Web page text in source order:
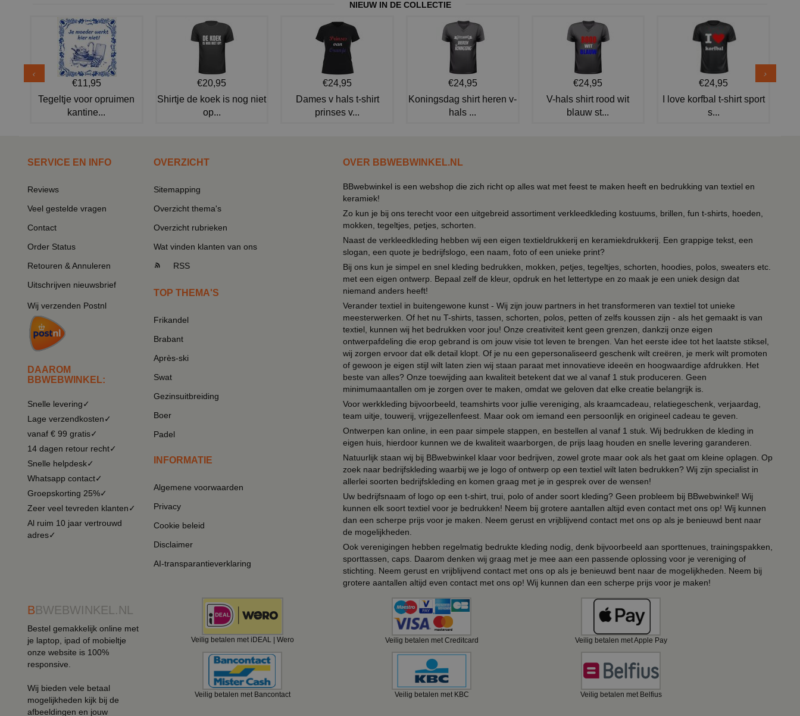
NIEUW IN DE COLLECTIE
€11,95
Tegeltje voor opruimen
kantine...
€20,95
Shirtje de koek is nog niet
op...
€24,95
Dames v hals t-shirt
prinses v...
€24,95
Koningsdag shirt heren v-
hals ...
€24,95
V-hals shirt rood wit
blauw st...
€24,95
I love korfbal t-shirt sport
s...
SERVICE EN INFO
Reviews
Veel gestelde vragen
Contact
Order Status
Retouren & Annuleren
Uitschrijven nieuwsbrief
Wij verzenden Postnl
DAAROM
BBWEBWINKEL:
Snelle levering✓
Lage verzendkosten✓
vanaf € 99 gratis✓
14 dagen retour recht✓
Snelle helpdesk✓
Whatsapp contact✓
Groepskorting 25%✓
Zeer veel tevreden klanten✓
Al ruim 10 jaar vertrouwd
adres✓
OVERZICHT
Sitemapping
Overzicht thema's
Overzicht rubrieken
Wat vinden klanten van ons
RSS
TOP THEMA'S
Frikandel
Brabant
Après-ski
Swat
Gezinsuitbreiding
Boer
Padel
INFORMATIE
Algemene voorwaarden
Privacy
Cookie beleid
Disclaimer
AI-transparantieverklaring
OVER BBWEBWINKEL.NL
BBwebwinkel is een webshop die zich richt op alles wat met feest te maken heeft en bedrukking van textiel en
keramiek!
Zo kun je bij ons terecht voor een uitgebreid assortiment verkleedkleding kostuums, brillen, fun t-shirts, hoeden,
mokken, tegeltjes, petjes, schorten.
Naast de verkleedkleding hebben wij een eigen textieldrukkerij en keramiekdrukkerij. Een grappige tekst, een
slogan, een quote je bedrijfslogo, een naam, foto of een unieke print?
Bij ons kun je simpel en snel kleding bedrukken, mokken, petjes, tegeltjes, schorten, hoodies, polos, sweaters etc.
met een eigen ontwerp. Bepaal zelf de kleur, opdruk en het lettertype en zo maak je een uniek design dat
niemand anders heeft!
Verander textiel in buitengewone kunst - Wij zijn jouw partners in het transformeren van textiel tot unieke
meesterwerken. Of het nu T-shirts, tassen, schorten, polos, petten of zelfs koussen zijn - als het gemaakt is van
textiel, kunnen wij het bedrukken voor jou! Onze creativiteit kent geen grenzen, dankzij onze eigen
ontwerpafdeling die erop gebrand is om jouw visie tot leven te brengen. Van het eerste idee tot het laatste stiksel,
wij zorgen ervoor dat elk detail klopt. Of je nu een gepersonaliseerd geschenk wilt creëren, je merk wilt promoten
of gewoon je eigen stijl wilt laten zien wij staan paraat met innovatieve ideeën en hoogwaardige afdrukken. Het
beste van alles? Onze toewijding aan kwaliteit betekent dat we al vanaf 1 stuk produceren. Geen
minimumaantallen om je zorgen over te maken, omdat we geloven dat elke creatie belangrijk is.
Voor werkkleding bijvoorbeeld, teamshirts voor jullie vereniging, als kraamcadeau, relatiegeschenk, verjaardag,
team uitje, touwerij, vrijgezellenfeest. Maar ook om iemand een persoonlijk en origineel cadeau te geven.
Ontwerpen kan online, in een paar simpele stappen, en bestellen al vanaf 1 stuk. Wij bedrukken de kleding in
eigen huis, hierdoor kunnen we de kwaliteit waarborgen, de prijs laag houden en snelle levering garanderen.
Natuurlijk staan wij bij BBwebwinkel klaar voor bedrijven, zowel grote maar ook als het gaat om kleine oplagen. Op
zoek naar bedrijfskleding waarbij we je logo of ontwerp op een textiel wilt laten bedrukken? Wij zijn specialist in
allerlei soorten bedrijfskleding en komen graag met je in gesprek over de wensen!
Uw bedrijfsnaam of logo op een t-shirt, trui, polo of ander soort kleding? Geen probleem bij BBwebwinkel! Wij
kunnen elk soort textiel voor je bedrukken! Neem bij grotere aantallen altijd even contact met ons op! Wij kunnen
dan een scherpe prijs voor je maken. Neem gerust en vrijblijvend contact met ons op als je benieuwd bent naar
de mogelijkheden.
Ook verenigingen hebben regelmatig bedrukte kleding nodig, denk bijvoorbeeld aan sporttenues, trainingspakken,
sporttassen, caps. Daarom denken wij graag met je mee aan een passende oplossing voor je vereniging of
stichting. Neem gerust en vrijblijvend contact met ons op als je benieuwd bent naar de mogelijkheden. Neem bij
grotere aantallen altijd even contact met ons op! Wij kunnen dan een scherpe prijs voor je maken!
BBWEBWINKEL.NL
Bestel gemakkelijk online met
je laptop, ipad of mobieltje
onze website is 100%
responsive.
Wij bieden vele betaal
mogelijkheden kijk bij de
afbeeldingen en jouw
Veilig betalen met iDEAL | Wero Veilig betalen met Creditcard Veilig betalen met Apple Pay
Veilig betalen met Bancontact Veilig betalen met KBC Veilig betalen met Belfius